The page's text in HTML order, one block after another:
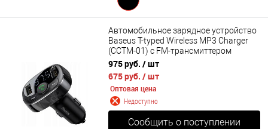
Автомобильное зарядное устройство
Baseus T-typed Wireless MP3 Charger
(CCTM-01) с FM-трансмиттером
975 руб. / шт
675 руб. / шт
Оптовая цена
Недоступно
Сообщить о поступлении